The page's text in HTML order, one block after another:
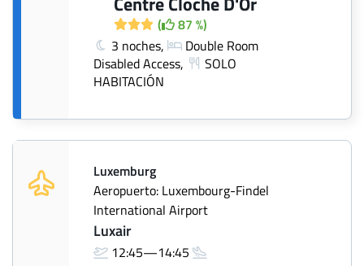
(
87 %)
3 noches,
Double Room
Disabled Access,
SOLO
HABITACIÓN
Luxemburg
Aeropuerto: Luxembourg-Findel
International Airport
Luxair
12:45—14:45